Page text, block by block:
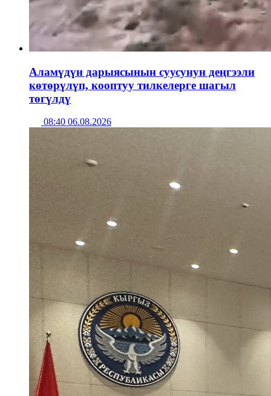
Аламүдүн дарыясынын суусунун деңгээли
көтөрүлүп, кооптуу тилкелерге шагыл
төгүлдү
08:40 06.08.2026